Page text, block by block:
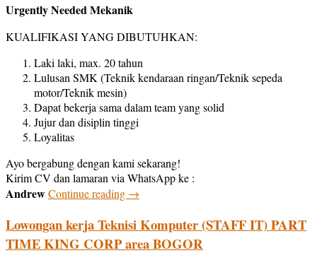
Urgently Needed Mekanik
KUALIFIKASI YANG DIBUTUHKAN:
Laki laki, max. 20 tahun
Lulusan SMK (Teknik kendaraan ringan/Teknik sepeda
motor/Teknik mesin)
Dapat bekerja sama dalam team yang solid
Jujur dan disiplin tinggi
Loyalitas
Ayo bergabung dengan kami sekarang!
Kirim CV dan lamaran via WhatsApp ke :
AndrewContinue reading →
Lowongan kerja Teknisi Komputer (STAFF IT) PART
TIME KING CORP area BOGOR